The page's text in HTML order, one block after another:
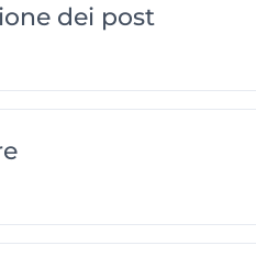
dei post